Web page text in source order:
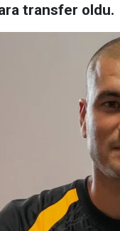
transfer oldu.